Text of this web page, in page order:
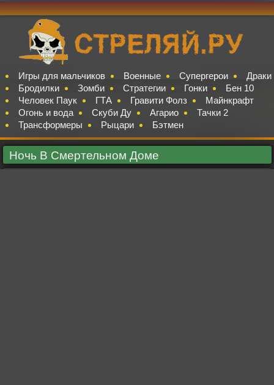
Игры для мальчиков Военные Супергерои
Драки
Бродилки
Зомби Стратегии Гонки
Бен 10
Человек Паук
ГТА Гравити Фолз
Майнкрафт
Огонь и вода
Скуби Ду Агарио
Тачки 2
Трансформеры
Рыцари Бэтмен
Ночь В Смертельном Доме